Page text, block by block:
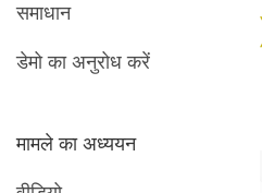
समाधान
डेमो का अनुरोध करें
मामले का अध्ययन